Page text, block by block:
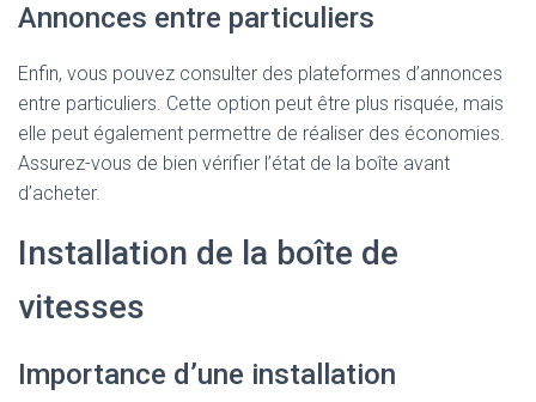
Annonces entre particuliers
Enfin, vous pouvez consulter des plateformes d’annonces
entre particuliers. Cette option peut être plus risquée, mais
elle peut également permettre de réaliser des économies.
Assurez-vous de bien vérifier l’état de la boîte avant
d’acheter.
Installation de la boîte de
vitesses
Importance d’une installation